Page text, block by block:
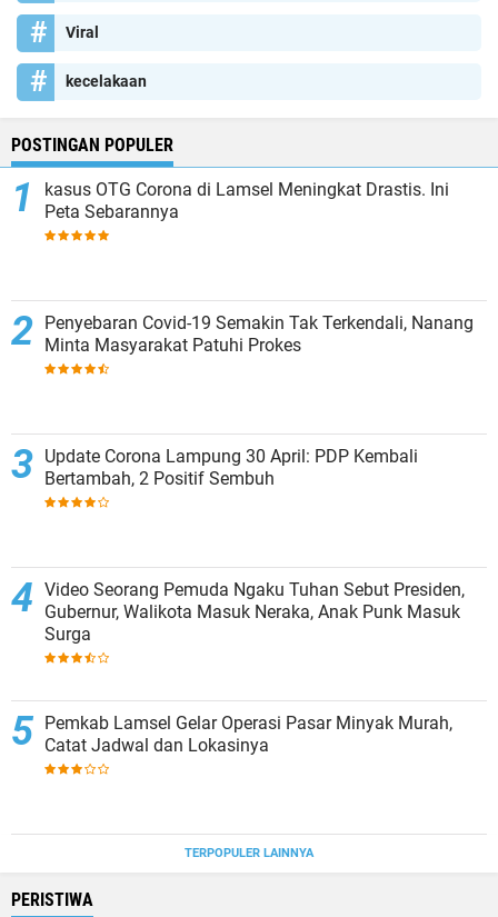
Viral
kecelakaan
POSTINGAN POPULER
kasus OTG Corona di Lamsel Meningkat Drastis. Ini
Peta Sebarannya
Penyebaran Covid-19 Semakin Tak Terkendali, Nanang
Minta Masyarakat Patuhi Prokes
Update Corona Lampung 30 April: PDP Kembali
Bertambah, 2 Positif Sembuh
Video Seorang Pemuda Ngaku Tuhan Sebut Presiden,
Gubernur, Walikota Masuk Neraka, Anak Punk Masuk
Surga
Pemkab Lamsel Gelar Operasi Pasar Minyak Murah,
Catat Jadwal dan Lokasinya
TERPOPULER LAINNYA
PERISTIWA